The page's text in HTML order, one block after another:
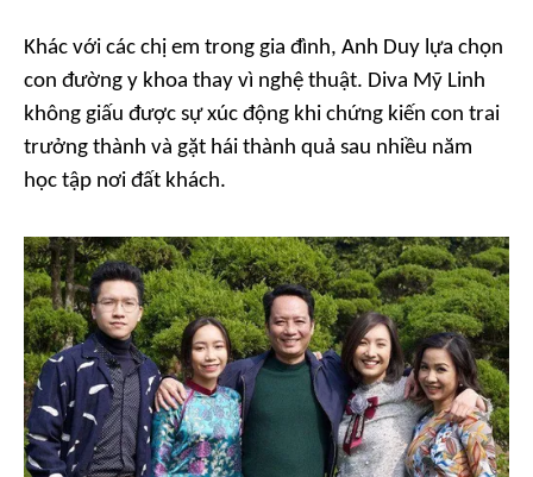
Khác với các chị em trong gia đình, Anh Duy lựa chọn
con đường y khoa thay vì nghệ thuật. Diva Mỹ Linh
không giấu được sự xúc động khi chứng kiến con trai
trưởng thành và gặt hái thành quả sau nhiều năm
học tập nơi đất khách.